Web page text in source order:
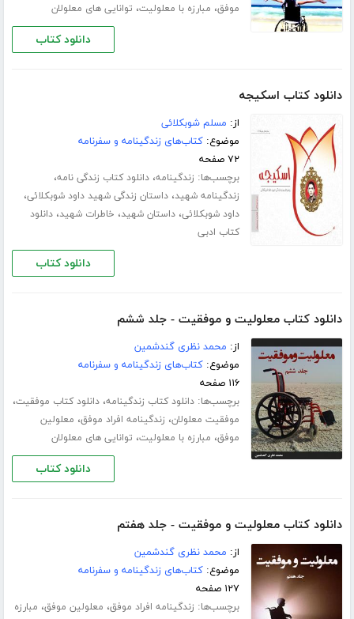
موفق، مبارزه با معلولیت، توانایی های معلولان
دانلود کتاب
دانلود کتاب اسکیجه
از: مسلم شوبکلائی
موضوع:کتاب‌های زندگینامه و سفرنامه
۷۲ صفحه
برچسب‌ها: زندگینامه،دانلود کتاب زندگی نامه،
زندگینامه شهید،داستان زندگی شهید داود شوبکلائی،
داود شوبکلائی،داستان شهید، خاطرات شهید،دانلود
کتاب ادبی
دانلود کتاب
دانلود کتاب معلولیت و موفقیت - جلد ششم
از: محمد نظری گندشمین
موضوع:کتاب‌های زندگینامه و سفرنامه
۱۱۶ صفحه
برچسب‌ها:دانلود کتاب زندگینامه،دانلود کتاب موفقیت،
موفقیت معلولان، زندگینامه افراد موفق، معلولین
موفق، مبارزه با معلولیت، توانایی های معلولان
دانلود کتاب
دانلود کتاب معلولیت و موفقیت - جلد هفتم
از: محمد نظری گندشمین
موضوع:کتاب‌های زندگینامه و سفرنامه
۱۲۷ صفحه
برچسب‌ها: زندگینامه افراد موفق، معلولین موفق، مبارزه